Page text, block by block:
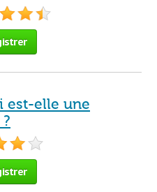
est-elle une